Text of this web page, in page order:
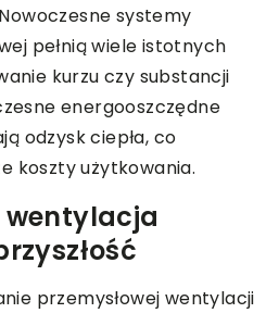
systemy
pełnią wiele istotnych
kurzu czy substancji
energooszczędne
odzysk ciepła, co
koszty użytkowania.
wentylacja
przemysłowej wentylacji